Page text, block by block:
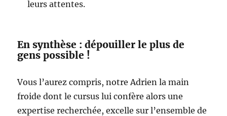
leurs attentes.
En synthèse : dépouiller le plus de
gens possible !
Vous l’aurez compris, notre Adrien la main
froide dont le cursus lui confère alors une
expertise recherchée, excelle sur l’ensemble de